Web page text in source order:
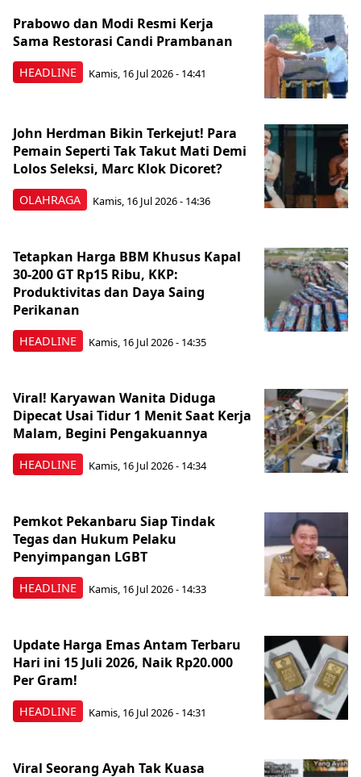
HEADLINE
Prabowo dan Modi Resmi Kerja
Sama Restorasi Candi Prambanan
Kamis, 16 Jul 2026 - 14:41
OLAHRAGA
John Herdman Bikin Terkejut! Para
Pemain Seperti Tak Takut Mati Demi
Lolos Seleksi, Marc Klok Dicoret?
Kamis, 16 Jul 2026 - 14:36
HEADLINE
Tetapkan Harga BBM Khusus Kapal
30-200 GT Rp15 Ribu, KKP:
Produktivitas dan Daya Saing
Perikanan
Kamis, 16 Jul 2026 - 14:35
HEADLINE
Viral! Karyawan Wanita Diduga
Dipecat Usai Tidur 1 Menit Saat Kerja
Malam, Begini Pengakuannya
Kamis, 16 Jul 2026 - 14:34
HEADLINE
Pemkot Pekanbaru Siap Tindak
Tegas dan Hukum Pelaku
Penyimpangan LGBT
Kamis, 16 Jul 2026 - 14:33
HEADLINE
Update Harga Emas Antam Terbaru
Hari ini 15 Juli 2026, Naik Rp20.000
Per Gram!
Kamis, 16 Jul 2026 - 14:31
Viral Seorang Ayah Tak Kuasa